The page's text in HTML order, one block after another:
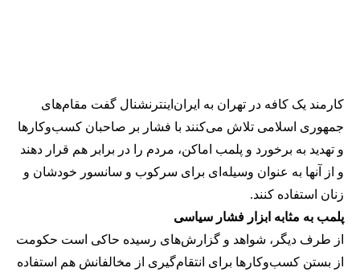
کارمند یک کافه در تهران به ایران‌اینترنشنال گفت مقام‌های
جمهوری اسلامی تلاش می‌کنند با فشار بر صاحبان کسب‌وکارها
و تهدید به برخورد و پلمب اماکن، مردم را در برابر هم قرار دهند
و از آنها به عنوان وسیله‌ای برای سرکوب و سانسور خودشان و
زنان استفاده کنند.
پلمب به مثابه ابزار فشار سیاسی
از طرف دیگر، شواهد و گزارش‌های رسیده حاکی است حکومت
از بستن کسب‌وکارها برای انتقام‌گیری از مخالفانش هم استفاده